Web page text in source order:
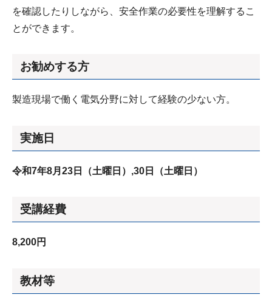
を確認したりしながら、安全作業の必要性を理解するこ
とができます。
お勧めする方
製造現場で働く電気分野に対して経験の少ない方。
実施日
令和7年8月23日（土曜日）,30 日（土曜日）
受講経費
8,200円
教材等